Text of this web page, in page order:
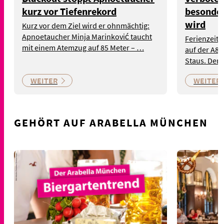
kurz vor Tiefenrekord
Kurz vor dem Ziel wird er ohnmächtig:
Apnoetaucher Minja Marinković taucht
mit einem Atemzug auf 85 Meter – …
WEITER
wird
Ferienzeit,
auf der A8
Staus. Der
WEITER
GEHÖRT AUF ARABELLA MÜNCHEN